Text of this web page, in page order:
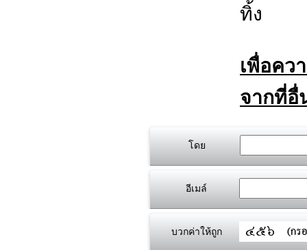
ทิ้ง
เพื่อคว
จากที่อื่
โดย
อีเมล์
บวกค่าให้ถูก